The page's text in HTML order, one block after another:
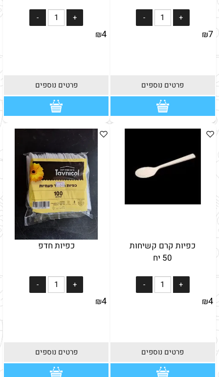
₪7
פרטים נוספים
₪4
פרטים נוספים
כפיות קרם קשיחות
50 יח
₪4
פרטים נוספים
כפיות חדפ
₪4
פרטים נוספים